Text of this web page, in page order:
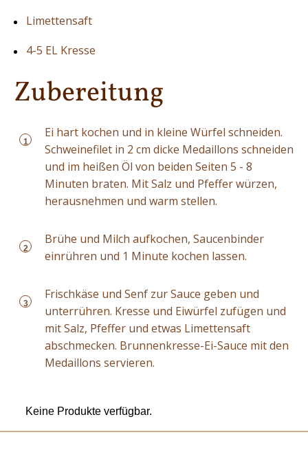
Limettensaft
4-5 EL Kresse
Zubereitung
1
Ei hart kochen und in kleine Würfel schneiden.
Schweinefilet in 2 cm dicke Medaillons schneiden
und im heißen Öl von beiden Seiten 5 - 8
Minuten braten. Mit Salz und Pfeffer würzen,
herausnehmen und warm stellen.
2
Brühe und Milch aufkochen, Saucenbinder
einrühren und 1 Minute kochen lassen.
3
Frischkäse und Senf zur Sauce geben und
unterrühren. Kresse und Eiwürfel zufügen und
mit Salz, Pfeffer und etwas Limettensaft
abschmecken. Brunnenkresse-Ei-Sauce mit den
Medaillons servieren.
Keine Produkte verfügbar.